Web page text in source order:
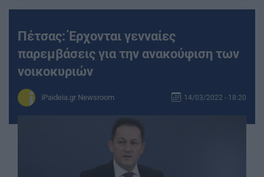
Πέτσας: Έρχονται γενναίες
παρεμβάσεις για την ανακούφιση των
νοικοκυριών
iPaideia.gr Newsroom 14/03/2022 - 18:20